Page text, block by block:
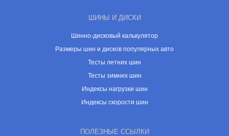
ШИНЫ И ДИСКИ
Шинно-дисковый калькулятор
Размеры шин и дисков популярных авто
Тесты летних шин
Тесты зимних шин
Индексы нагрузки шин
Индексы скорости шин
ПОЛЕЗНЫЕ ССЫЛКИ